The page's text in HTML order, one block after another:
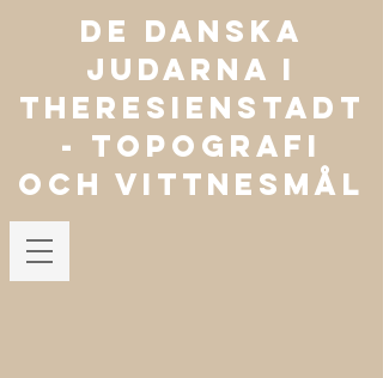
De danska
judarna i
Theresienstadt
- TOPOGRAFI
OCH VITTNESMÅL